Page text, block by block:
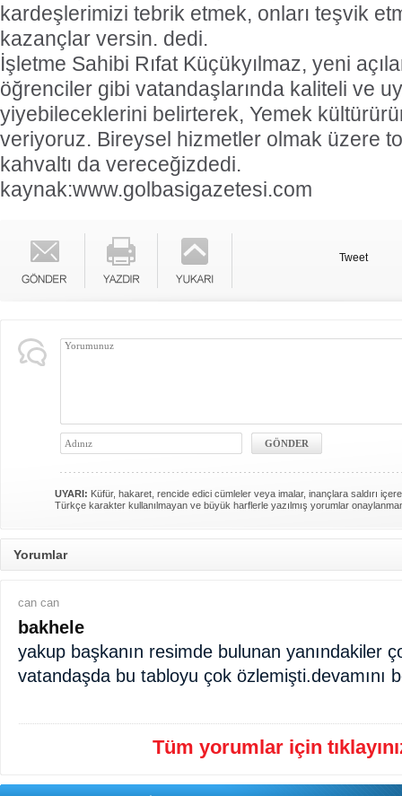
kardeşlerimizi tebrik etmek, onları teşvik
kazançlar versin. dedi.
İşletme Sahibi Rıfat Küçükyılmaz, yeni
öğrenciler gibi vatandaşlarında kaliteli ve
yiyebileceklerini belirterek, Yemek
veriyoruz. Bireysel hizmetler olmak üzere
kahvaltı da vereceğizdedi.
kaynak:www.golbasigazetesi.com
Tweet
UYARI: Küfür, hakaret, rencide edici cümleler veya imalar, inançlara saldırı
Türkçe karakter kullanılmayan ve büyük harflerle yazılmış yorumlar
Yorumlar
can can
bakhele
yakup başkanın resimde bulunan yanındakiler
vatandaşda bu tabloyu çok özlemişti.devamını
Tüm yorumlar için